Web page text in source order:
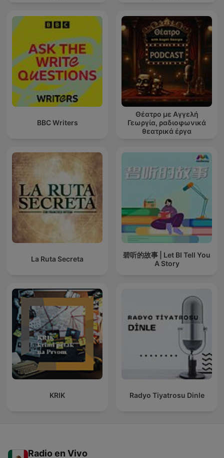
BBC Writers
Θέατρο με Αγγελή
Γεωργία, ραδιοφωνικά
θεατρικά έργα
La Ruta Secreta
碧听的故事 | Let BI Tell You
A Story
KRIK Radyo Tiyatrosu Dinle
Radio en Vivo